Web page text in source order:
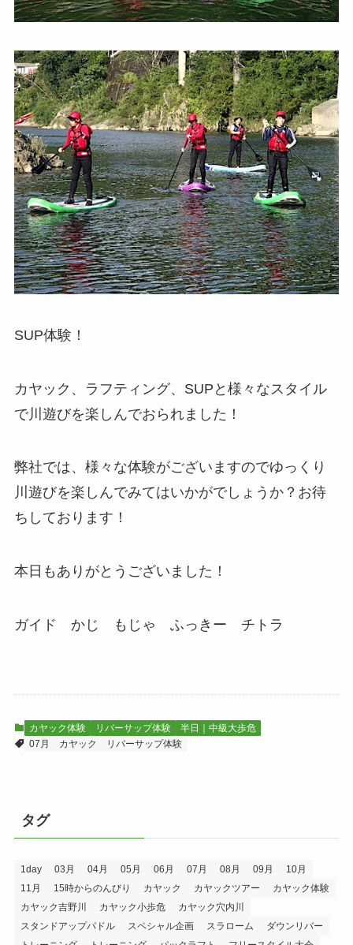
SUP体験！
カヤック、ラフティング、SUPと様々なスタイル
で川遊びを楽しんでおられました！
弊社では、様々な体験がございますのでゆっくり
川遊びを楽しんでみてはいかがでしょうか？お待
ちしております！
本日もありがとうございました！
ガイド かじ もじゃ ふっきー チトラ
カヤック体験 リバーサップ体験
半日｜中級大歩危
07月
カヤック リバーサップ体験
タグ
1day 03月 04月 05月 06月 07月 08月 09月
10月
11月
15時からのんびり カヤック カヤックツアー
カヤック体験
カヤック吉野川
カヤック小歩危
カヤック穴内川
スタンドアップパドル
スペシャル企画 スラローム
ダウンリバー